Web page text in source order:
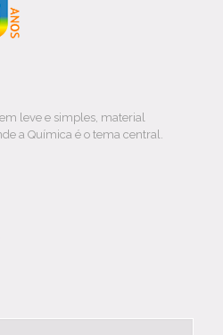
leve e simples, material
a Química é o tema central.